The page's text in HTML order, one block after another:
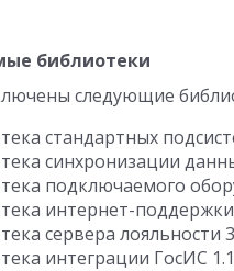
библиотеки
следующие
стандартных
синхронизации
подключаемого
интернет-
сервера лояльности
интеграции ГосИС